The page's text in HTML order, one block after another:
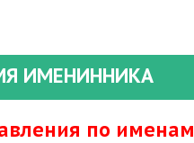
ИМЕНИННИКА
по именам